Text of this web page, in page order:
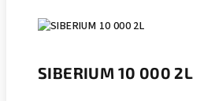
SIBERIUM 10 000 2L